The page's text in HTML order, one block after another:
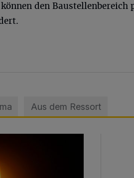
den Baustellenbereich
Aus dem Ressort